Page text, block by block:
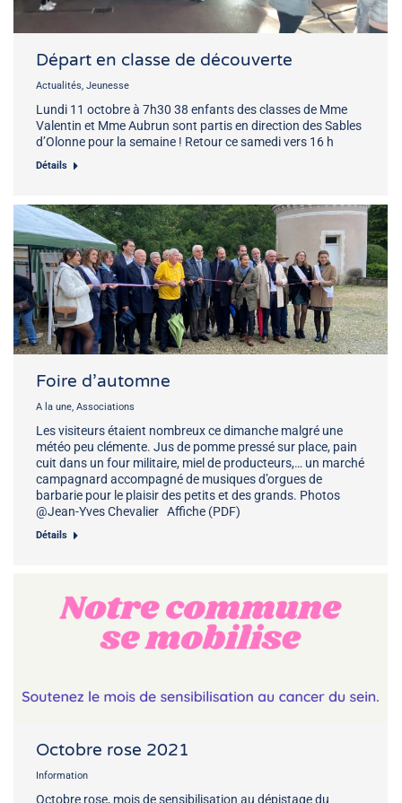
Départ en classe de découverte
Actualités, Jeunesse
Lundi 11 octobre à 7h30 38 enfants des classes de Mme
Valentin et Mme Aubrun sont partis en direction des Sables
d’Olonne pour la semaine ! Retour ce samedi vers 16 h
Détails
Foire d’automne
A la une, Associations
Les visiteurs étaient nombreux ce dimanche malgré une
météo peu clémente. Jus de pomme pressé sur place, pain
cuit dans un four militaire, miel de producteurs,… un marché
campagnard accompagné de musiques d’orgues de
barbarie pour le plaisir des petits et des grands. Photos
@Jean-Yves Chevalier Affiche (PDF)
Détails
Octobre rose 2021
Information
Octobre rose, mois de sensibilisation au dépistage du